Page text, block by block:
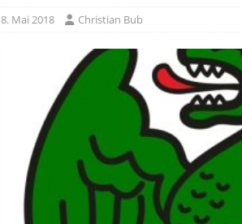
8. Mai 2018 Christian Bub